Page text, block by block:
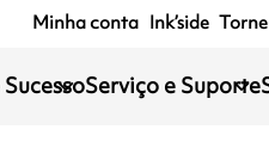
Minha conta Ink’side
Serviço e Suporte